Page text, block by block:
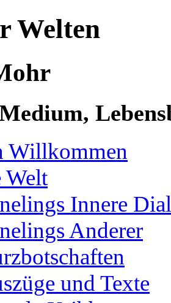
Welten
Willkommen
Welt
Innere
Anderer
und Texte